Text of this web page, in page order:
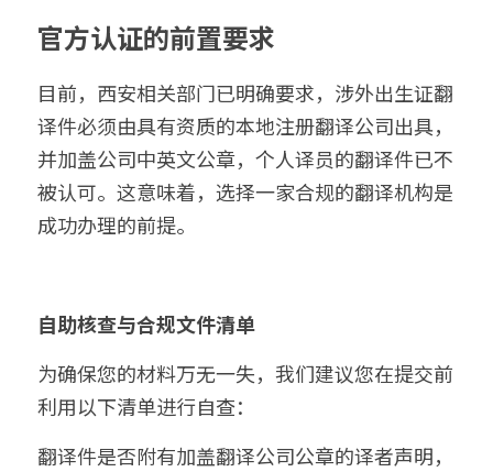
官方认证的前置要求
目前，西安相关部门已明确要求，涉外出生证翻
译件必须由具有资质的本地注册翻译公司出具，
并加盖公司中英文公章，个人译员的翻译件已不
被认可。这意味着，选择一家合规的翻译机构是
成功办理的前提。
自助核查与合规文件清单
为确保您的材料万无一失，我们建议您在提交前
利用以下清单进行自查：
翻译件是否附有加盖翻译公司公章的译者声明，